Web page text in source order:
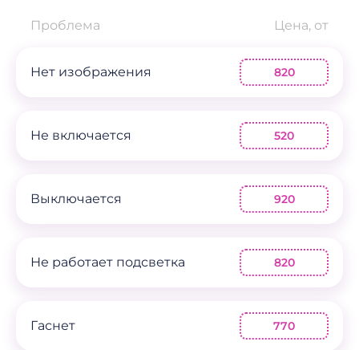
Проблема Цена, от
Нет изображения 820
Не включается 520
Выключается 920
Не работает подсветка 820
Гаснет 770